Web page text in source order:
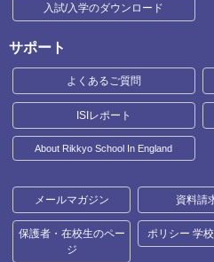
入試/入学のダウンロード
サポート
よくあるご質問
ISIレポート
About Rikkyo School In England
メールマガジン 資料請
保護者・在校生のペー
ジ
ポリシー 学